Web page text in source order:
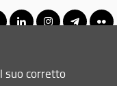
Studi di Firenze UNIFI
suo corretto